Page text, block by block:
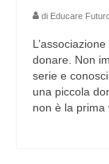
di Educare
donare. Non
serie e
una piccola
non è la